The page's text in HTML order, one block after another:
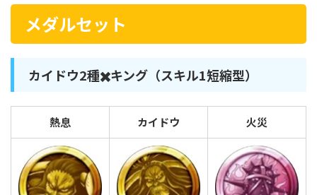
メダルセット
カイドウ2種✖️キング（スキル1短縮型）
熱息 カイドウ 火災